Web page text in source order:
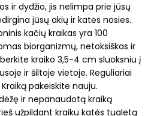
ir dydžio, jis nelimpa prie jūsų
jūsų akių ir katės nosies.
kačių kraikas yra 100
biorganizmų, netoksiškas ir
kraiko 3,5-4 cm sluoksniu į
ir šiltoje vietoje. Reguliariai
pakeiskite nauju.
dėžę ir nepanaudotą kraiką
užpildant kraiku katės tualetą